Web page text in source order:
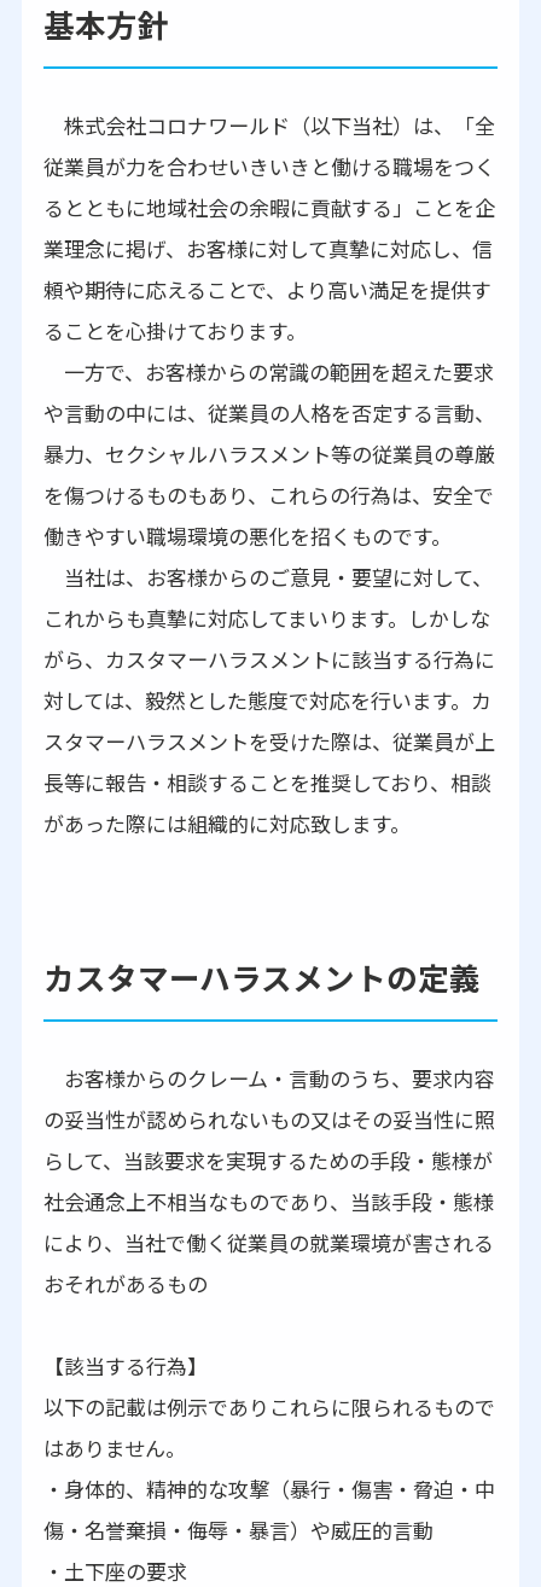
基本方針
株式会社コロナワールド（以下当社）は、「全
従業員が力を合わせいきいきと働ける職場をつく
るとともに地域社会の余暇に貢献する」ことを企
業理念に掲げ、お客様に対して真摯に対応し、信
頼や期待に応えることで、より高い満足を提供す
ることを心掛けております。
一方で、お客様からの常識の範囲を超えた要求
や言動の中には、従業員の人格を否定する言動、
暴力、セクシャルハラスメント等の従業員の尊厳
を傷つけるものもあり、これらの行為は、安全で
働きやすい職場環境の悪化を招くものです。
当社は、お客様からのご意見・要望に対して、
これからも真摯に対応してまいります。しかしな
がら、カスタマーハラスメントに該当する行為に
対しては、毅然とした態度で対応を行います。カ
スタマーハラスメントを受けた際は、従業員が上
長等に報告・相談することを推奨しており、相談
があった際には組織的に対応致します。
カスタマーハラスメントの定義
お客様からのクレーム・言動のうち、要求内容
の妥当性が認められないもの又はその妥当性に照
らして、当該要求を実現するための手段・態様が
社会通念上不相当なものであり、当該手段・態様
により、当社で働く従業員の就業環境が害される
おそれがあるもの
【該当する行為】
以下の記載は例示でありこれらに限られるもので
はありません。
・身体的、精神的な攻撃（暴行・傷害・脅迫・中
傷・名誉棄損・侮辱・暴言）や威圧的言動
・土下座の要求